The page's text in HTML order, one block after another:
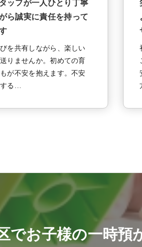
ッフが一人ひとり丁寧
ら誠実に責任を持って
を共有しながら、楽しい
りませんか。初めての育
が不安を抱えます。不安
る…
でお子様の一時預